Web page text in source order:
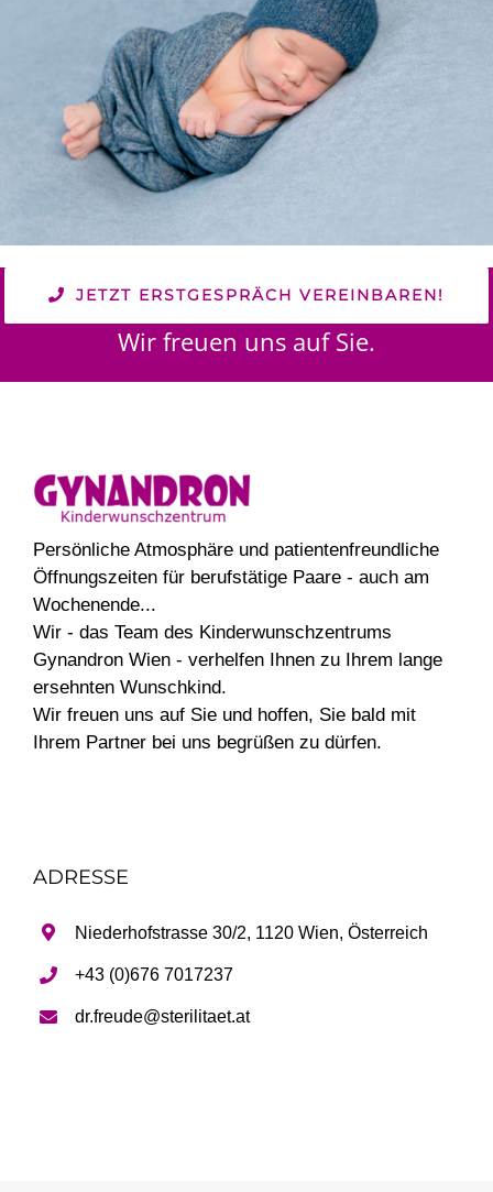
JETZT ERSTGESPRÄCH VEREINBAREN!
Wir freuen uns auf Sie.
Persönliche Atmosphäre und patientenfreundliche
Öffnungszeiten für berufstätige Paare - auch am
Wochenende...
Wir - das Team des Kinderwunschzentrums
Gynandron Wien - verhelfen Ihnen zu Ihrem lange
ersehnten Wunschkind.
Wir freuen uns auf Sie und hoffen, Sie bald mit
Ihrem Partner bei uns begrüßen zu dürfen.
ADRESSE
Niederhofstrasse 30/2, 1120 Wien, Österreich
+43 (0)676 7017237
dr.freude@sterilitaet.at